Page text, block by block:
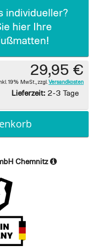
individueller?
hier Ihre
29,95 €
19% MwSt. zzgl. Versandkosten
Lieferzeit: 2-3 Tage
Chemnitz